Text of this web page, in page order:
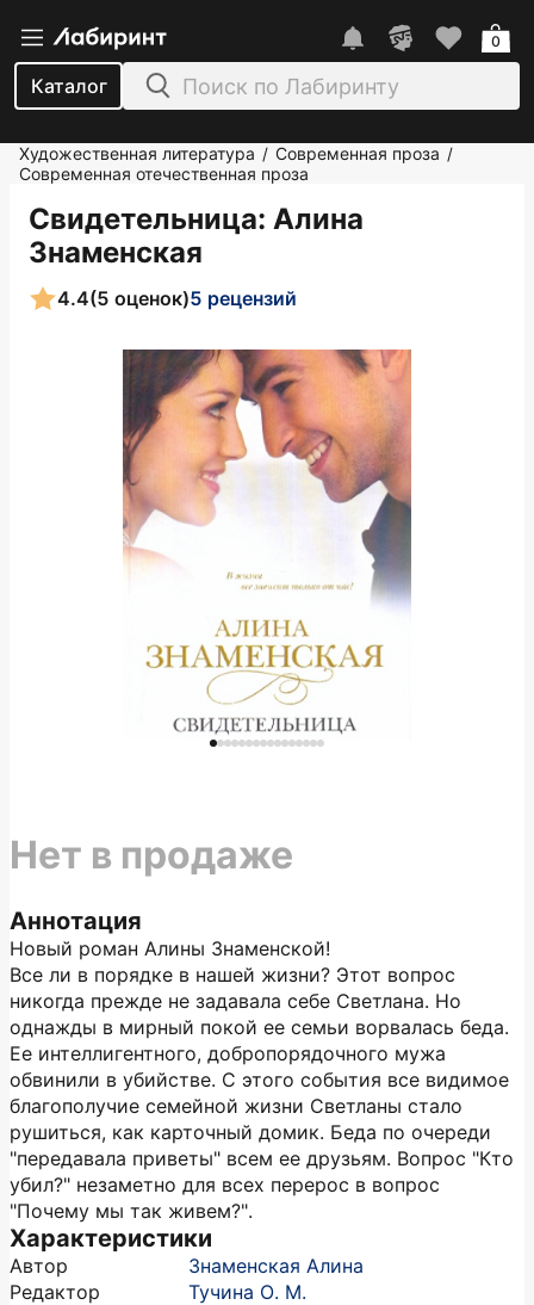
Каталог
0
Художественная литература / Современная проза /
Современная отечественная проза
Свидетельница: Алина
Знаменская
4.4(5 оценок)5 рецензий
Аннотация
Новый роман Алины Знаменской!
Все ли в порядке в нашей жизни? Этот вопрос
никогда прежде не задавала себе Светлана. Но
однажды в мирный покой ее семьи ворвалась беда.
Ее интеллигентного, добропорядочного мужа
обвинили в убийстве. С этого события все видимое
благополучие семейной жизни Светланы стало
рушиться, как карточный домик. Беда по очереди
"передавала приветы" всем ее друзьям. Вопрос "Кто
убил?" незаметно для всех перерос в вопрос
"Почему мы так живем?".
Характеристики
Автор
Знаменская Алина
Редактор
Тучина О. М.
Нет в продаже